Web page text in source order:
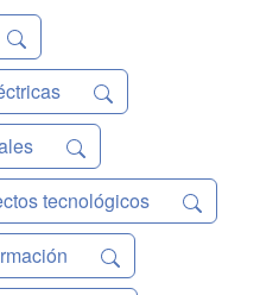
tecnológicos